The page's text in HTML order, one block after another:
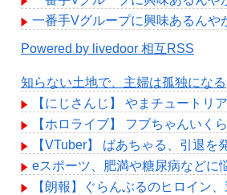
一番手Vグループに興味あるん
Powered by livedoor 相互RSS
知らない土地で、主婦は孤独になる
【にじさんじ】 やまチュートリ
【ホロライブ】 フブちゃんいく
【VTuber】 ばあちゃる、引退
eスポーツ、肥満や糖尿病などに
【朗報】ぐらんぶるのヒロイン